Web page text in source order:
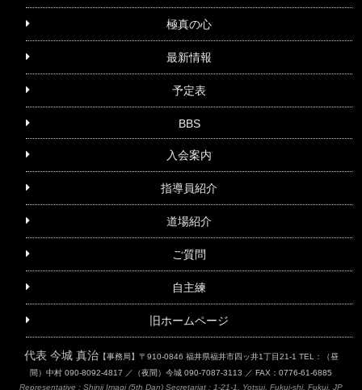
極真の心
最新情報
予定表
BBS
入会案内
指導員紹介
道場紹介
ご質問
自主練
旧ホームページ
代表 今城 真治【事務局】〒910-0846 福井県福井市四ッ井1丁目21-1 TEL：（昼
間）中村 090-8092-4817 ／（夜間）今城 090-7087-3113 ／ FAX：0776-61-6885
Representative : Shinji Imagi (5th Dan) Secretariat : 1-21-1, Yotsui, Fukui-shi, Fukui, JP